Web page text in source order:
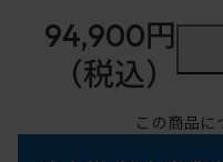
94,900円
（税込）
この商品に